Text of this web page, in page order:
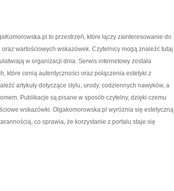
to przestrzeń, które łączy zainteresowanie do
wartościowych wskazówek. Czytelnicy mogą znaleźć tutaj
w organizacji dnia. Serwis internetowy została
które cenią autentyczności oraz połączenia estetyki z
artykuły dotyczące stylu, urody, codziennych nawyków, a
Publikacje są pisane w sposób czytelny, dzięki czemu
wskazówki. Olgakomorowska.pl wyróżnia się estetyczną
co sprawia, że korzystanie z portalu staje się